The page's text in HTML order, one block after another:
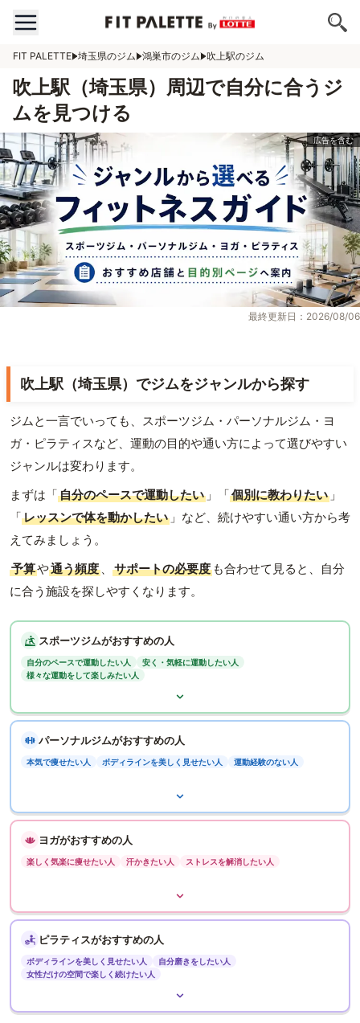
FIT PALETTE 埼玉県のジム 鴻巣市のジム 吹上駅のジム
吹上駅（埼玉県）周辺で自分に合うジ
ムを見つける
最終更新日：2026/08/06
吹上駅（埼玉県）でジムをジャンルから探す
ジムと一言でいっても、スポーツジム・パーソナルジム・ヨ
ガ・ピラティスなど、運動の目的や通い方によって選びやすい
ジャンルは変わります。
まずは「自分のペースで運動したい 」「個別に教わりたい 」
「レッスンで体を動かしたい 」など、続けやすい通い方から考
えてみましょう。
予算や通う頻度 、 サポートの必要度 も合わせて見ると、自分
に合う施設を探しやすくなります。
スポーツジムがおすすめの人
自分のペースで運動したい人
安く・気軽に運動したい人
様々な運動をして楽しみたい人
パーソナルジムがおすすめの人
本気で痩せたい人 ボディラインを美しく見せたい人 運動経験のない人
ヨガがおすすめの人
楽しく気楽に痩せたい人 汗かきたい人 ストレスを解消したい人
ピラティスがおすすめの人
ボディラインを美しく見せたい人
自分磨きをしたい人
女性だけの空間で楽しく続けたい人